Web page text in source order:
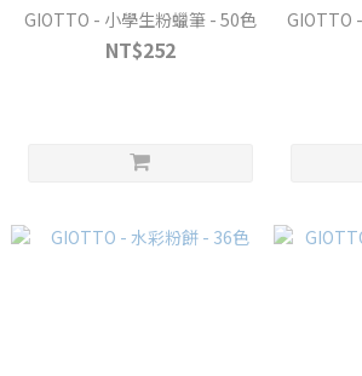
GIOTTO - 小學生粉蠟筆 - 50色
NT$252
GIOTTO